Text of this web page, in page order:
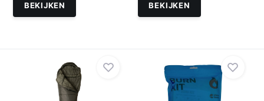
BEKIJKEN BEKIJKEN